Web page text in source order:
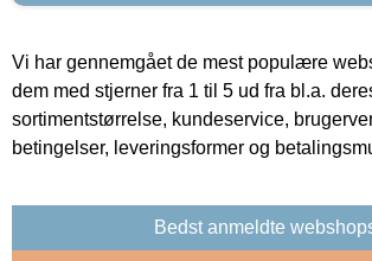
Vi har gennemgået de mest populære
dem med stjerner fra 1 til 5 ud fra bl.a.
sortimentstørrelse, kundeservice,
betingelser, leveringsformer og
Bedst anmeldte